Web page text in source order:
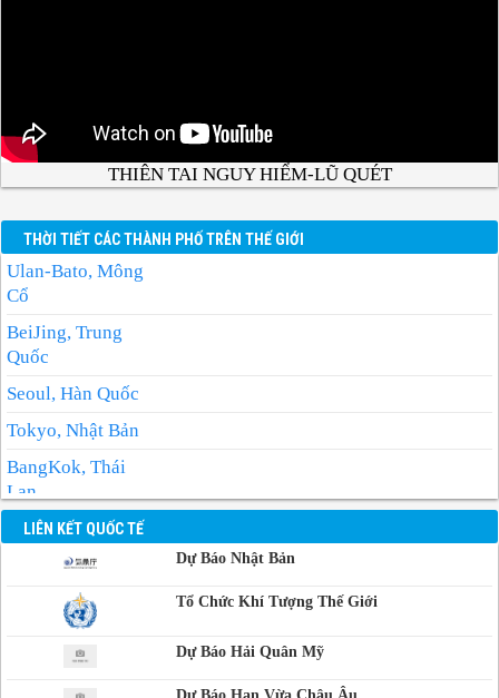
THIÊN TAI NGUY HIỂM-LŨ QUÉT
THỜI TIẾT CÁC THÀNH PHỐ TRÊN THẾ GIỚI
Ulan-Bato, Mông
Cổ
BeiJing, Trung
Quốc
Seoul, Hàn Quốc
Tokyo, Nhật Bản
BangKok, Thái
Lan
Manila, Philippin
Phnom-Penh,
Campuchia
LIÊN KẾT QUỐC TẾ
Dự Báo Nhật Bản
Tổ Chức Khí Tượng Thế Giới
Dự Báo Hải Quân Mỹ